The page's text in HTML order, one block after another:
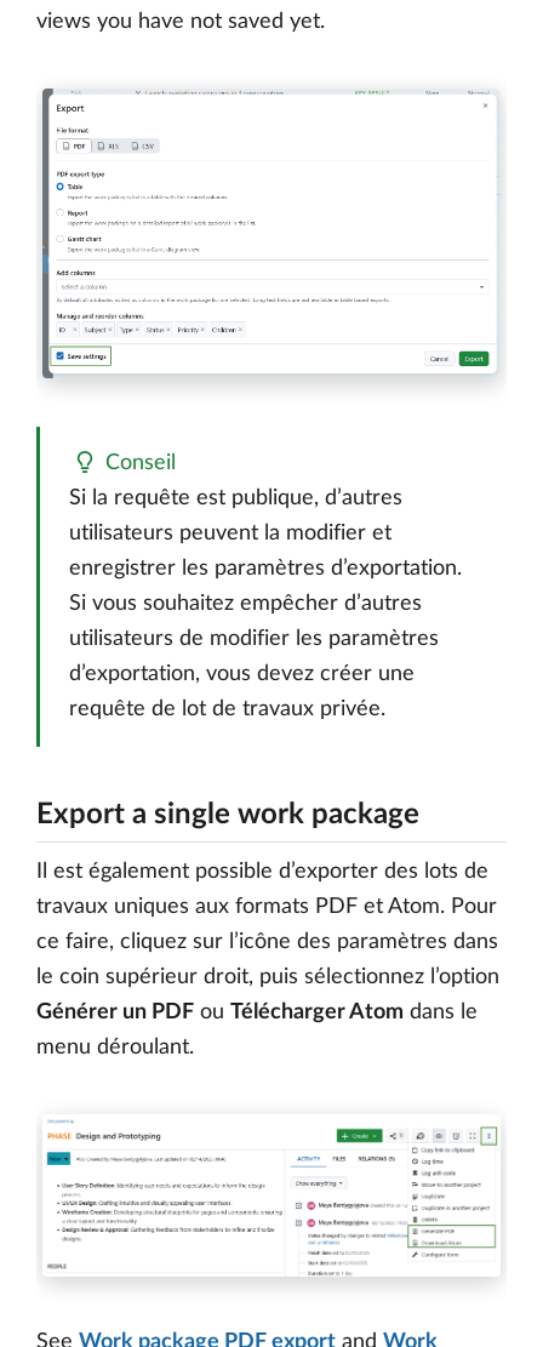
views you have not saved yet.
Conseil
Si la requête est publique, d’autres
utilisateurs peuvent la modifier et
enregistrer les paramètres d’exportation.
Si vous souhaitez empêcher d’autres
utilisateurs de modifier les paramètres
d’exportation, vous devez créer une
requête de lot de travaux privée.
Export a single work package
Il est également possible d’exporter des lots de
travaux uniques aux formats PDF et Atom. Pour
ce faire, cliquez sur l’icône des paramètres dans
le coin supérieur droit, puis sélectionnez l’option
Générer un PDF ou Télécharger Atom dans le
menu déroulant.
See Work package PDF export and Work